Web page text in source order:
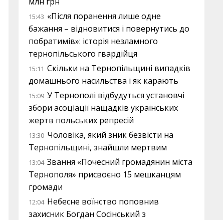
15:43 «Після поранення лише одне
бажання – відновитися і повернутись до
побратимів»: історія незламного
тернопільського гвардійця
15:11 Скільки на Тернопільщині випадків
домашнього насильства і як карають
15:09 У Тернополі відбудуться установчі
збори асоціації нащадків українських
жертв польських репресій
13:30 Чоловіка, який зник безвісти на
Тернопільщині, знайшли мертвим
13:04 Звання «Почесний громадянин міста
Тернополя» присвоєно 15 мешканцям
громади
12:04 Небесне воїнство поповнив
захисник Богдан Сосінський з